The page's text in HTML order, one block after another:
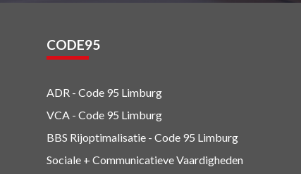
CODE95
ADR - Code 95 Limburg
VCA - Code 95 Limburg
BBS Rijoptimalisatie - Code 95 Limburg
Sociale + Communicatieve Vaardigheden